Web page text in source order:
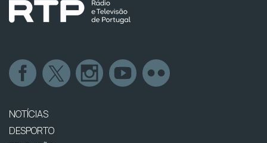
NOTÍCIAS
DESPORTO